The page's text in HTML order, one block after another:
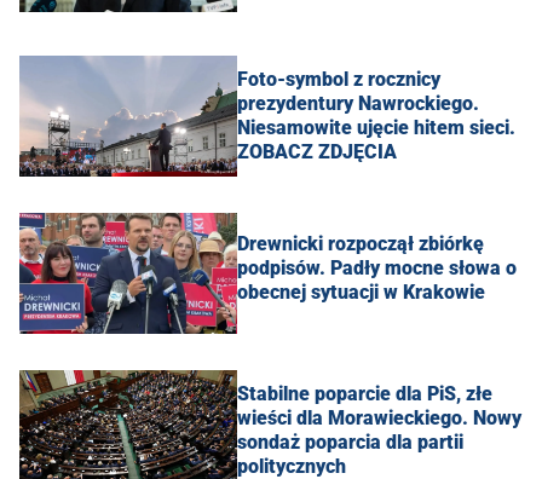
Foto-symbol z rocznicy
prezydentury Nawrockiego.
Niesamowite ujęcie hitem sieci.
ZOBACZ ZDJĘCIA
Drewnicki rozpoczął zbiórkę
podpisów. Padły mocne słowa o
obecnej sytuacji w Krakowie
Stabilne poparcie dla PiS, złe
wieści dla Morawieckiego. Nowy
sondaż poparcia dla partii
politycznych